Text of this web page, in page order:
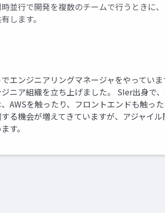
並行で開発を複数のチームで行うときに
します。
エンジニアリングマネージャをやってい
ニア組織を立ち上げました。 SIer出身で
AWSを触ったり、フロントエンドも触っ
る機会が増えてきていますが、アジャイ
す。